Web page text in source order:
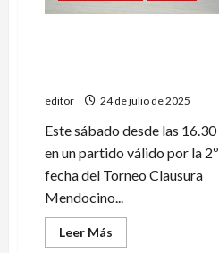
editor 24 de julio de 2025
Este sábado desde las 16.30
en un partido válido por la 2º
fecha del Torneo Clausura
Mendocino...
Leer Más
más